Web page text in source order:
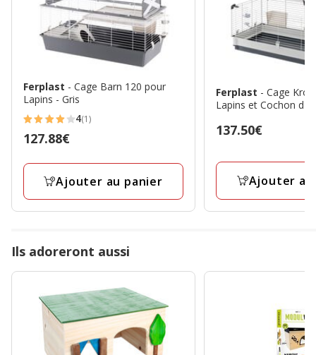
Ferplast - Cage Barn 120 pour
Lapins - Gris
4
étoiles
avec
avis
4(1)
Prix
127.88€
Ajouter au panier
Ferplast - Cage
Lapins et Cochon d
Prix
137.50€
Ajouter
Ils adoreront aussi